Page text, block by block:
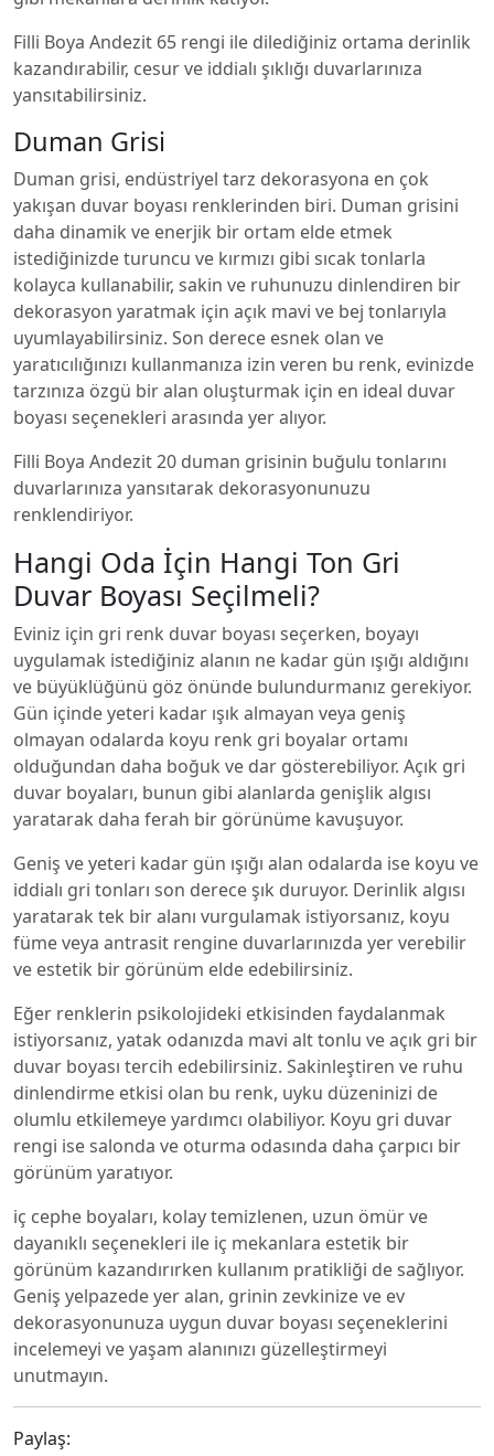
Filli Boya Andezit 65 rengi ile dilediğiniz ortama derinlik
kazandırabilir, cesur ve iddialı şıklığı duvarlarınıza
yansıtabilirsiniz.
Duman Grisi
Duman grisi, endüstriyel tarz dekorasyona en çok
yakışan duvar boyası renklerinden biri. Duman grisini
daha dinamik ve enerjik bir ortam elde etmek
istediğinizde turuncu ve kırmızı gibi sıcak tonlarla
kolayca kullanabilir, sakin ve ruhunuzu dinlendiren bir
dekorasyon yaratmak için açık mavi ve bej tonlarıyla
uyumlayabilirsiniz. Son derece esnek olan ve
yaratıcılığınızı kullanmanıza izin veren bu renk, evinizde
tarzınıza özgü bir alan oluşturmak için en ideal duvar
boyası seçenekleri arasında yer alıyor.
Filli Boya Andezit 20 duman grisinin buğulu tonlarını
duvarlarınıza yansıtarak dekorasyonunuzu
renklendiriyor.
Hangi Oda İçin Hangi Ton Gri
Duvar Boyası Seçilmeli?
Eviniz için gri renk duvar boyası seçerken, boyayı
uygulamak istediğiniz alanın ne kadar gün ışığı aldığını
ve büyüklüğünü göz önünde bulundurmanız gerekiyor.
Gün içinde yeteri kadar ışık almayan veya geniş
olmayan odalarda koyu renk gri boyalar ortamı
olduğundan daha boğuk ve dar gösterebiliyor. Açık gri
duvar boyaları, bunun gibi alanlarda genişlik algısı
yaratarak daha ferah bir görünüme kavuşuyor.
Geniş ve yeteri kadar gün ışığı alan odalarda ise koyu ve
iddialı gri tonları son derece şık duruyor. Derinlik algısı
yaratarak tek bir alanı vurgulamak istiyorsanız, koyu
füme veya antrasit rengine duvarlarınızda yer verebilir
ve estetik bir görünüm elde edebilirsiniz.
Eğer renklerin psikolojideki etkisinden faydalanmak
istiyorsanız, yatak odanızda mavi alt tonlu ve açık gri bir
duvar boyası tercih edebilirsiniz. Sakinleştiren ve ruhu
dinlendirme etkisi olan bu renk, uyku düzeninizi de
olumlu etkilemeye yardımcı olabiliyor. Koyu gri duvar
rengi ise salonda ve oturma odasında daha çarpıcı bir
görünüm yaratıyor.
iç cephe boyaları, kolay temizlenen, uzun ömür ve
dayanıklı seçenekleri ile iç mekanlara estetik bir
görünüm kazandırırken kullanım pratikliği de sağlıyor.
Geniş yelpazede yer alan, grinin zevkinize ve ev
dekorasyonunuza uygun duvar boyası seçeneklerini
incelemeyi ve yaşam alanınızı güzelleştirmeyi
unutmayın.
Paylaş: